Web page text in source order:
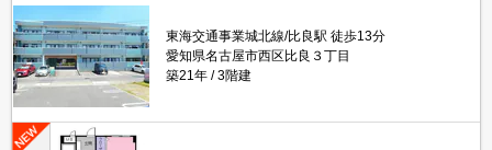
東海交通事業城北線/比良駅 徒歩13分
愛知県名古屋市西区比良３丁目
築21年
3階建